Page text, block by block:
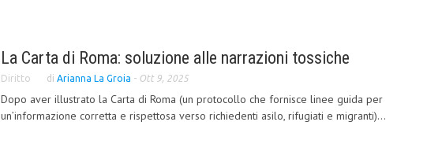
La Carta di Roma: soluzione alle narrazioni tossiche
Diritto di Arianna La Groia - Ott 9, 2025
Dopo aver illustrato la Carta di Roma (un protocollo che fornisce linee guida per
un’informazione corretta e rispettosa verso richiedenti asilo, rifugiati e migranti)...